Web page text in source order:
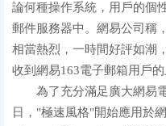
論何種操作系統，用戶的個
郵件服務器中。網易公司稱
相當熱烈，一時間好評如潮
收到網易163電子郵箱用戶
為了充分滿足廣大網易電
日，"極速風格"開始應用於